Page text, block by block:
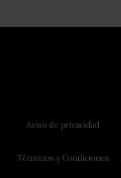
Aviso de privacidad
Términos y Condiciones